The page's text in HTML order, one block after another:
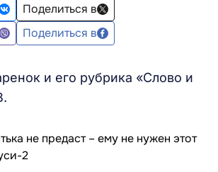
Поделиться в
Поделиться в
и его рубрика «Слово и